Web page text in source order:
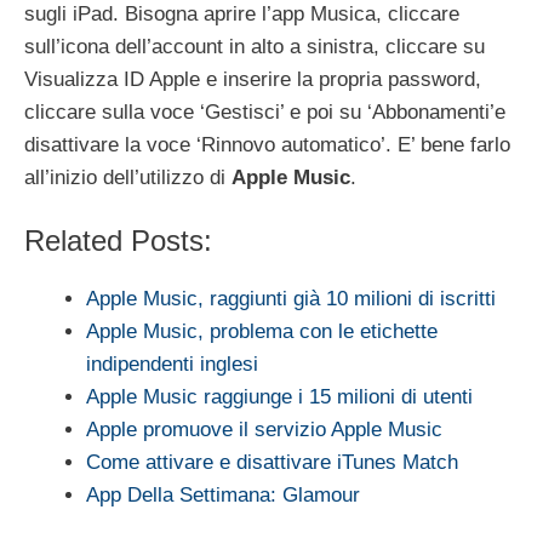
sugli iPad. Bisogna aprire l’app Musica, cliccare
sull’icona dell’account in alto a sinistra, cliccare su
Visualizza ID Apple e inserire la propria password,
cliccare sulla voce ‘Gestisci’ e poi su ‘Abbonamenti’e
disattivare la voce ‘Rinnovo automatico’. E’ bene farlo
all’inizio dell’utilizzo di Apple Music.
Related Posts:
Apple Music, raggiunti già 10 milioni di iscritti
Apple Music, problema con le etichette
indipendenti inglesi
Apple Music raggiunge i 15 milioni di utenti
Apple promuove il servizio Apple Music
Come attivare e disattivare iTunes Match
App Della Settimana: Glamour